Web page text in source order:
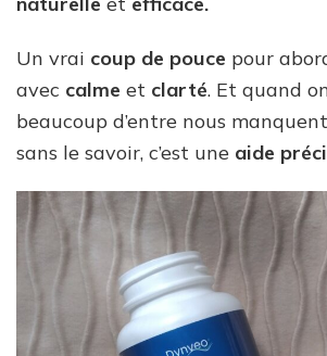
Un vrai coup de pouce pour
avec calme et clarté. Et quand
beaucoup d’entre nous
sans le savoir, c’est une aide